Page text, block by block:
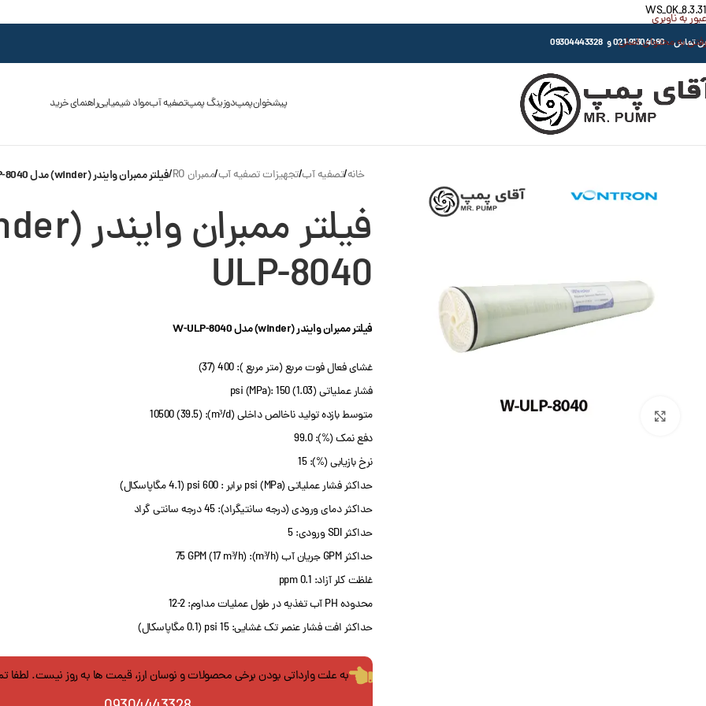
WS_OK_8.3.31
عبور به ناوبری
رفتن به محتوای اصلی
: 91304080-021 و 09304443328
پیشخوانپمپدوزینگ پمپتصفیه آبمواد شیمیاییراهنمای خرید
بزرگنمایی تصویر
خانه/تصفیه آب/تجهیزات تصفیه آب/ممبران RO /فیلتر ممبران وایندر (winder) مدل W-ULP-8040
ULP-8040
فیلتر ممبران وایندر (winder) مدل W-ULP-8040
غشای فعال فوت مربع (متر مربع ): 400 (37)
فشار عملیاتی psi (MPa): 150 (1.03)
متوسط ​​بازده تولید ناخالص داخلی (m³/d): 10500 (39.5)
دفع نمک (%): 99.0
نرخ بازیابی (%): 15
حداکثر فشار عملیاتی psi (MPa) برابر : 600 psi (4.1 مگاپاسکال)
حداکثر دمای ورودی (درجه سانتیگراد): 45 درجه سانتی گراد
حداکثر SDI ورودی: 5
حداکثر GPM جریان آب (m³/h): 75 GPM (17 m³/h)
غلظت کلر آزاد: 0.1 ppm
محدوده PH آب تغذیه در طول عملیات مداوم: 2-12
حداکثر افت فشار عنصر تک غشایی: 15 psi (0.1 مگاپاسکال)
به علت وارداتی بودن برخی محصولات و نوسان ارز، قیمت ها به روز نیست. لطفا